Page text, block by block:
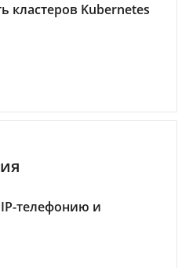
кластеров Kubernetes
телефонию и